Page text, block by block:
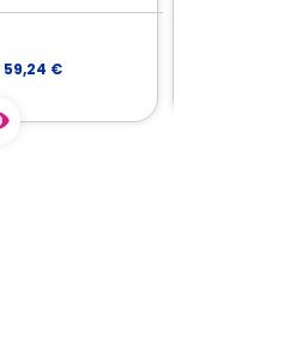
59,24 €